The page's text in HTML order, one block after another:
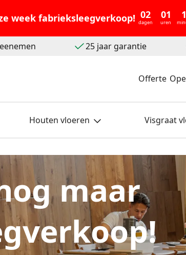
week fabrieksleegverkoop! 02
dagen
01
uren
25 jaar garantie
Offerte
Houten vloeren Visgraat
maar